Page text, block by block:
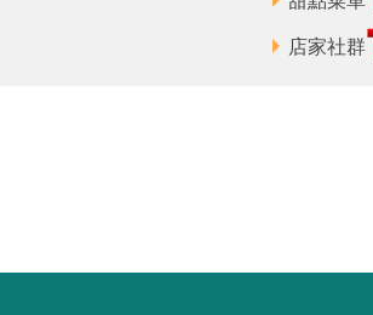
店家社群